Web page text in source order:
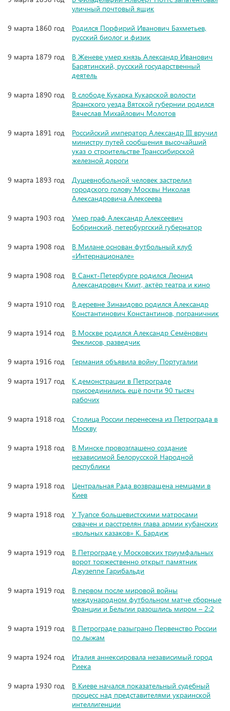
уличный почтовый ящик
9 марта 1860 год
Родился Порфирий Иванович Бахметьев,
русский биолог и физик
9 марта 1879 год
В Женеве умер князь Александр Иванович
Барятинский, русский государственный
деятель
9 марта 1890 год
В слободе Кукарка Кукарской волости
Яранского уезда Вятской губернии родился
Вячеслав Михайлович Молотов
9 марта 1891 год
Российский император Александр III вручил
министру путей сообщения высочайший
указ о строительстве Транссибирской
железной дороги
9 марта 1893 год
Душевнобольной человек застрелил
городского голову Москвы Николая
Александровича Алексеева
9 марта 1903 год
Умер граф Александр Алексеевич
Бобринский, петербургский губернатор
9 марта 1908 год
В Милане основан футбольный клуб
«Интернационале»
9 марта 1908 год
В Санкт-Петербурге родился Леонид
Александрович Кмит, актёр театра и кино
9 марта 1910 год
В деревне Зинаидово родился Александр
Константинович Константинов, пограничник
9 марта 1914 год
В Москве родился Александр Семёнович
Феклисов, разведчик
9 марта 1916 год
Германия объявила войну Португалии
9 марта 1917 год
К демонстрации в Петрограде
присоединились ещё почти 90 тысяч
рабочих
9 марта 1918 год
Столица России перенесена из Петрограда в
Москву
9 марта 1918 год
В Минске провозглашено создание
независимой Белорусской Народной
республики
9 марта 1918 год
Центральная Рада возвращена немцами в
Киев
9 марта 1918 год
У Туапсе большевистскими матросами
схвачен и расстрелян глава армии кубанских
«вольных казаков» К. Бардиж
9 марта 1919 год
В Петрограде у Московских триумфальных
ворот торжественно открыт памятник
Джузеппе Гарибальди
9 марта 1919 год
В первом после мировой войны
международном футбольном матче сборные
Франции и Бельгии разошлись миром – 2:2
9 марта 1919 год
В Петрограде разыграно Первенство России
по лыжам
9 марта 1924 год
Италия аннексировала независимый город
Риека
9 марта 1930 год
В Киеве начался показательный судебный
процесс над представителями украинской
интеллигенции